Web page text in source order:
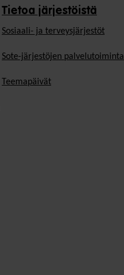
Tietoa järjestöistä
Sosiaali- ja terveysjärjestöt
Sote-järjestöjen palvelutoiminta
Teemapäivät